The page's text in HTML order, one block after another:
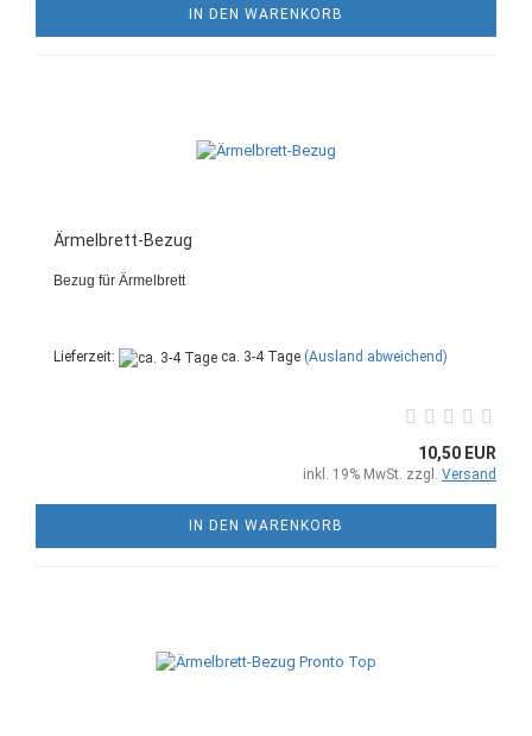
IN DEN WARENKORB
Ärmelbrett-Bezug
Bezug für Ärmelbrett
Lieferzeit: ca. 3-4 Tage (Ausland abweichend)
10,50 EUR
inkl. 19% MwSt. zzgl. Versand
IN DEN WARENKORB